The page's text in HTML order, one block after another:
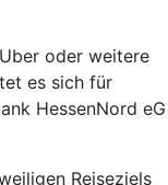
oder weitere
es sich für
HessenNord eG
Reiseziels